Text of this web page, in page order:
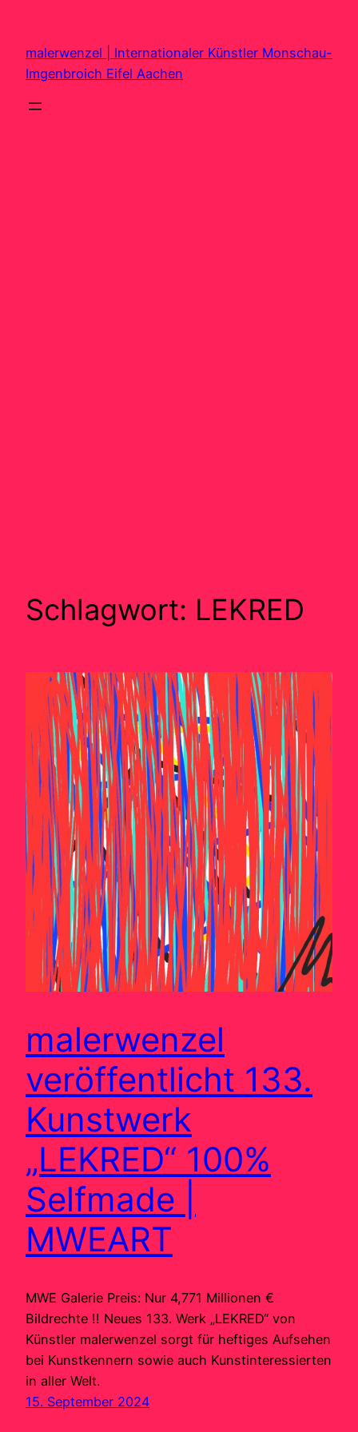
springen
malerwenzel | Internationaler Künstler Monschau-
Imgenbroich Eifel Aachen
Schlagwort: LEKRED
malerwenzel
veröffentlicht 133.
Kunstwerk
„LEKRED“ 100%
Selfmade |
MWEART
MWE Galerie Preis: Nur 4,771 Millionen €
Bildrechte !! Neues 133. Werk „LEKRED“ von
Künstler malerwenzel sorgt für heftiges Aufsehen
bei Kunstkennern sowie auch Kunstinteressierten
in aller Welt.
15. September 2024